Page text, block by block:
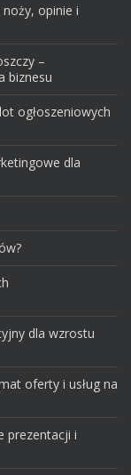
opinie i
–
biznesu
ogłoszeniowych
dla
dla wzrostu
oferty i usług na
prezentacji i